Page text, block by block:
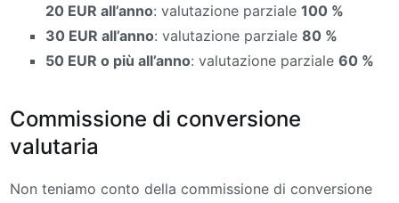
20 EUR all’anno: valutazione parziale 100 %
30 EUR all’anno: valutazione parziale 80 %
50 EUR o più all’anno: valutazione parziale 60 %
Commissione di conversione
valutaria
Non teniamo conto della commissione di conversione